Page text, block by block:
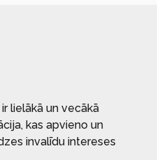
lielākā un vecākā
kas apvieno un
invalīdu intereses